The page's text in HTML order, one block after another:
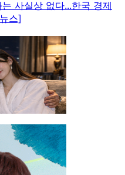
사실상 없다...한국 경제
스]